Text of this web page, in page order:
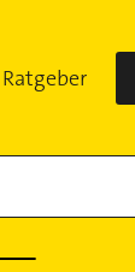
Ratgeber